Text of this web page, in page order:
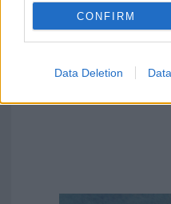
CONFIRM
Data Deletion